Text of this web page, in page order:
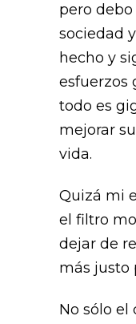
pero
sociedad
hecho y
esfuerzos
todo es
mejorar
vida.
Quizá mi
el filtro
dejar de
más justo
No sólo el